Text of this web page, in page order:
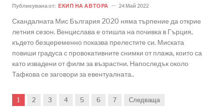
Публикувана от: ЕКИП НА АВТОРА 24 Май 2022
Скандалната Мис България 2020 няма търпение да открие
летния сезон. Венцислава е отишла на почивка в Гърция,
където безцеременно показва прелестите си. Миската
повиши градуса с провокативните снимки от плажа, които са
като извадени от филм за възрастни. Напоследък около
Тафкова се заговори за евентуалната..
1 2 3 4 5 6 7 Следваща